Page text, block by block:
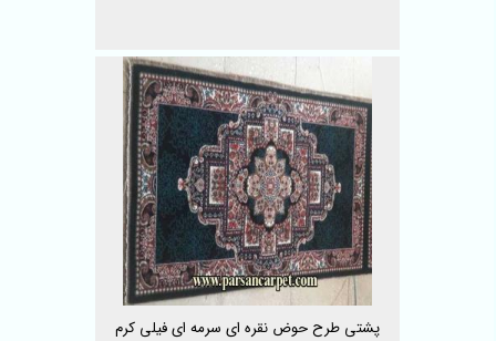
پشتی طرح حوض نقره ای سرمه ای فیلی کرم